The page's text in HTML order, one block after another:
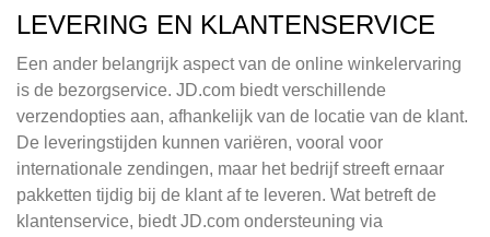
LEVERING EN KLANTENSERVICE
Een ander belangrijk aspect van de online winkelervaring
is de bezorgservice. JD.com biedt verschillende
verzendopties aan, afhankelijk van de locatie van de klant.
De leveringstijden kunnen variëren, vooral voor
internationale zendingen, maar het bedrijf streeft ernaar
pakketten tijdig bij de klant af te leveren. Wat betreft de
klantenservice, biedt JD.com ondersteuning via